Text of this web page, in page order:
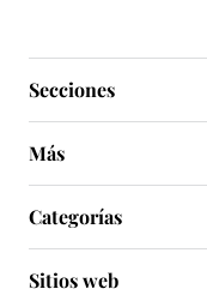
Secciones
Más
Categorías
Sitios web